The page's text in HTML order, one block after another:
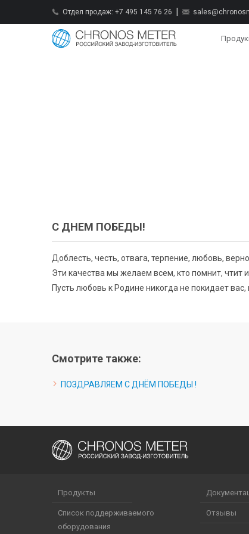
Отдел продаж: +7 495 145 76 26
С ДНЕМ ПОБЕДЫ!
Доблесть, честь, отвага, терпение, любовь,
Эти качества мы желаем всем, кто помнит, чтит
Пусть любовь к Родине никогда не покидает
Смотрите также:
ПОЗДРАВЛЯЕМ С ДНЁМ ПОБЕДЫ !
Продукты
Список поддерживаемого
оборудования
Отзывы